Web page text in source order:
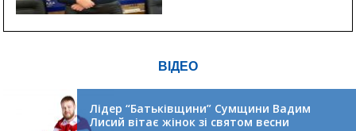
ВІДЕО
Лідер “Батьківщини” Сумщини Вадим
Лисий вітає жінок зі святом весни